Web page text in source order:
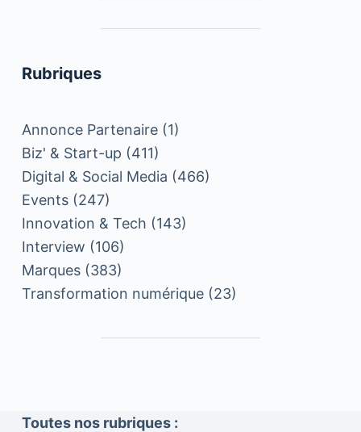
Rubriques
Annonce Partenaire(1)
Biz' & Start-up (411)
Digital & Social Media (466)
Events(247)
Innovation & Tech (143)
Interview (106)
Marques(383)
Transformation numérique(23)
Toutes nos rubriques :